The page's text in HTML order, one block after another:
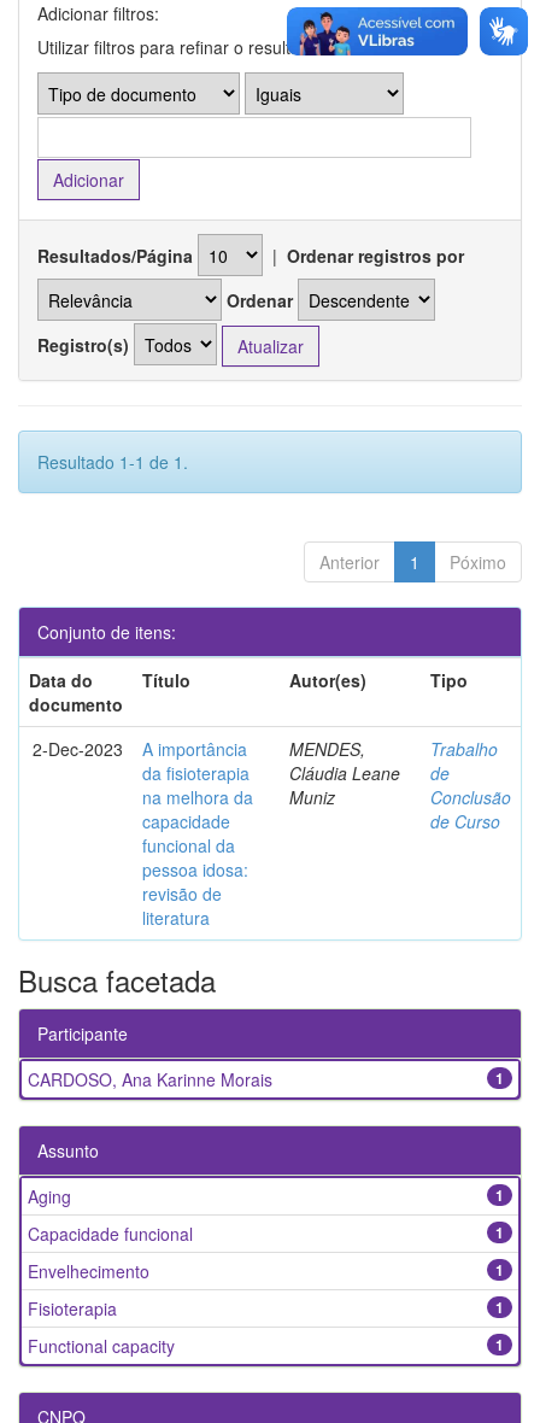
Adicionar filtros:
Utilizar filtros para refinar o resultado de busca.
Resultados/Página | Ordenar registros por
Ordenar
Registro(s)
Resultado 1-1 de 1.
Anterior 1 Póximo
Conjunto de itens:
Data do
documento
Título Autor(es) Tipo
2-Dec-2023
A importância
da fisioterapia
na melhora da
capacidade
funcional da
pessoa idosa:
revisão de
literatura
MENDES,
Cláudia Leane
Muniz
Trabalho
de
Conclusão
de Curso
Busca facetada
Participante
1
CARDOSO, Ana Karinne Morais
Assunto
1
Aging
1
Capacidade funcional
1
Envelhecimento
1
Fisioterapia
1
Functional capacity
CNPQ